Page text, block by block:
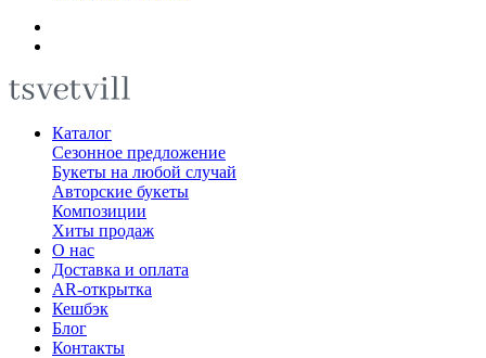
Каталог
Сезонное предложение
Букеты на любой случай
Авторские букеты
Композиции
Хиты продаж
О нас
Доставка и оплата
AR-открытка
Кешбэк
Блог
Контакты